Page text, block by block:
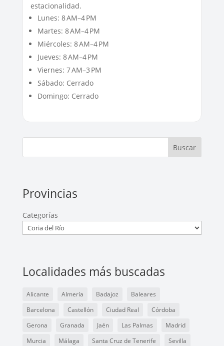
estacionalidad.
Lunes: 8 AM–4 PM
Martes: 8 AM–4 PM
Miércoles: 8 AM–4 PM
Jueves: 8 AM–4 PM
Viernes: 7 AM–3 PM
Sábado: Cerrado
Domingo: Cerrado
Buscar
Provincias
Categorías
Localidades más buscadas
Alicante Almería Badajoz
Baleares
Barcelona
Castellón Ciudad Real
Córdoba
Gerona
Granada Jaén Las Palmas
Madrid
Murcia
Málaga Santa Cruz de Tenerife Sevilla